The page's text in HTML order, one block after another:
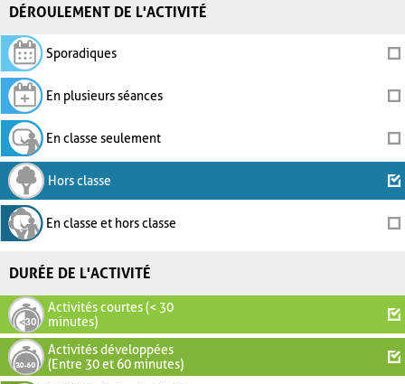
DÉROULEMENT DE L'ACTIVITÉ
Sporadiques
En plusieurs séances
En classe seulement
Hors classe
En classe et hors classe
DURÉE DE L'ACTIVITÉ
Activités courtes (< 30
minutes)
Activités développées
(Entre 30 et 60 minutes)